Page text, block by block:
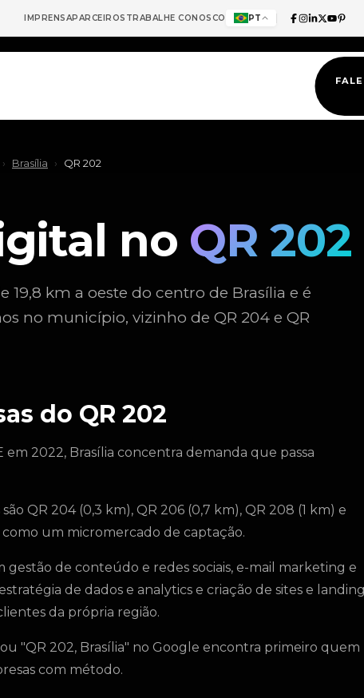
IMPRENSAPARCEIROS TRABALHE CONOSCO PT
› Brasília › QR 202
no QR 202
19,8 km a oeste do centro de Brasília e é
no município, vizinho de QR 204 e QR
do QR 202
em 2022, Brasília concentra demanda que passa
QR 204 (0,3 km), QR 206 (0,7 km), QR 208 (1 km) e
como um micromercado de captação.
de conteúdo e redes sociais, e-mail marketing e
de dados e analytics e criação de sites e
da própria região.
"QR 202, Brasília" no Google encontra primeiro quem
com método.